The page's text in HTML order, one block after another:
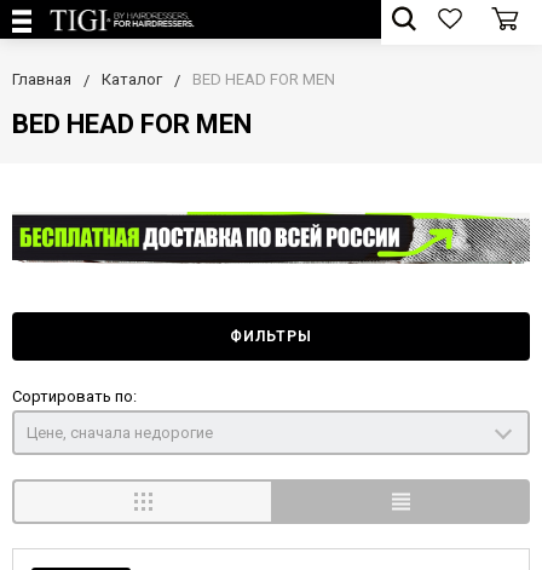
Главная Каталог BED HEAD FOR MEN
BED HEAD FOR MEN
ФИЛЬТРЫ
Сортировать по:
Цене, сначала недорогие